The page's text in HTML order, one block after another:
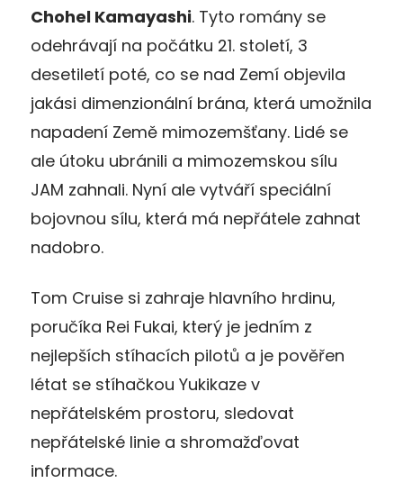
Chohel Kamayashi. Tyto romány se
odehrávají na počátku 21. století, 3
desetiletí poté, co se nad Zemí objevila
jakási dimenzionální brána, která umožnila
napadení Země mimozemšťany. Lidé se
ale útoku ubránili a mimozemskou sílu
JAM zahnali. Nyní ale vytváří speciální
bojovnou sílu, která má nepřátele zahnat
nadobro.
Tom Cruise si zahraje hlavního hrdinu,
poručíka Rei Fukai, který je jedním z
nejlepších stíhacích pilotů a je pověřen
létat se stíhačkou Yukikaze v
nepřátelském prostoru, sledovat
nepřátelské linie a shromažďovat
informace.